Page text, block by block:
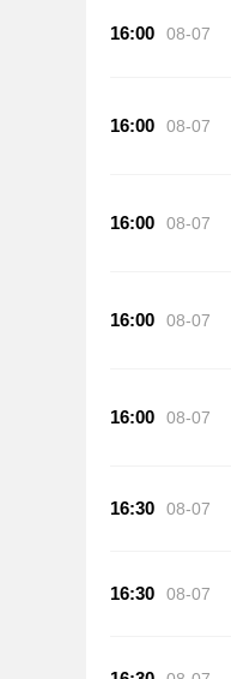
16:00 08-07
16:00 08-07
16:00 08-07
16:00 08-07
16:00 08-07
16:30 08-07